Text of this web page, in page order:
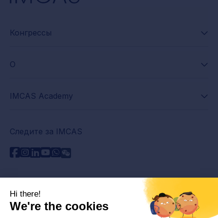
Конгрессы
О
IMCAS Academy
Следите за IMCAS
Связаться с нами